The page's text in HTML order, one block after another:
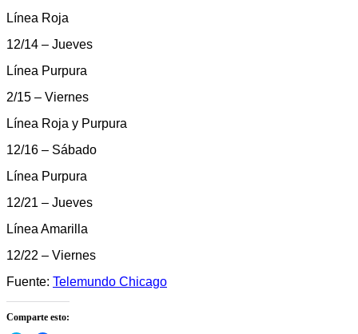
Línea Roja
12/14 – Jueves
Línea Purpura
2/15 – Viernes
Línea Roja y Purpura
12/16 – Sábado
Línea Purpura
12/21 – Jueves
Línea Amarilla
12/22 – Viernes
Fuente: Telemundo Chicago
Comparte esto: